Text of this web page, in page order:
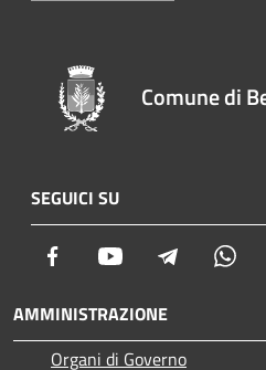
Comune di
SEGUICI SU
Facebook Youtube Telegram
AMMINISTRAZIONE
Organi di Governo